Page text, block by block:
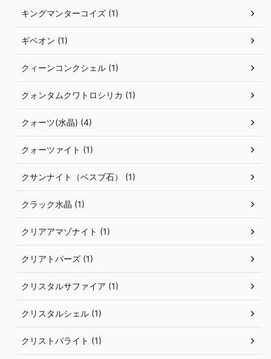
キングマンターコイズ (1)
ギベオン (1)
クィーンコンクシェル (1)
クォンタムクワトロシリカ (1)
クォーツ(水晶) (4)
クォーツァイト (1)
クサンナイト（ベスブ石） (1)
クラック水晶 (1)
クリアアマゾナイト (1)
クリアトパーズ (1)
クリスタルサファイア (1)
クリスタルシェル (1)
クリストバライト (1)